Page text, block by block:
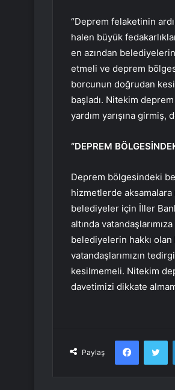
“Deprem felaketinin
halen büyük
en azından
etmeli ve deprem
borcunun doğrudan
başladı. Nitekim
yardım yarışına girmiş,
“DEPREM
Deprem bölgesindeki
hizmetlerde
belediyeler için İller
altında
belediyelerin hakkı
vatandaşlarımızın
kesilmemeli. Nitekim
davetimizi dikkate
Paylaş
Facebook